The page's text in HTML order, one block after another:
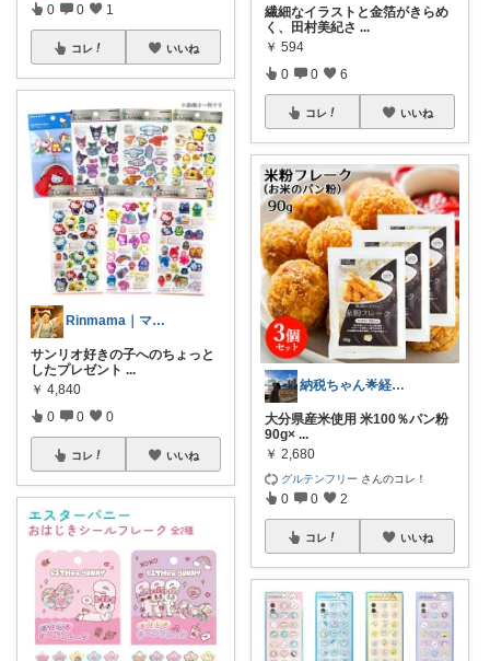
0 0 1
コレ いいね
Rinmama｜ママのお助けアイテム
サンリオ好きの子へのちょっと
したプレゼント ...
￥ 4,840
0 0 0
コレ いいね
繊細なイラストと金箔がきらめ
く、田村美紀さ ...
￥ 594
0 0 6
コレ いいね
納税ちゃん🌟経由購入★
大分県産米使用 米100％パン粉
90g× ...
￥ 2,680
グルテンフリー さんのコレ！
0 0 2
コレ いいね